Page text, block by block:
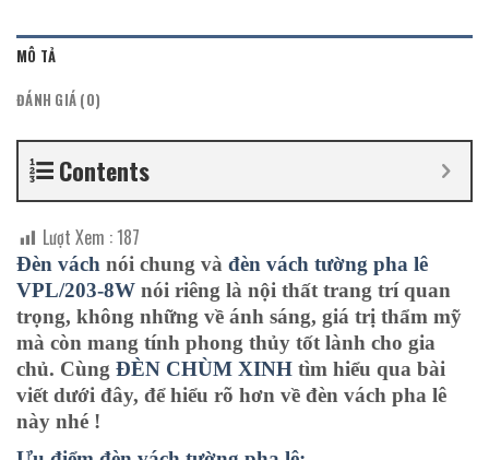
MÔ TẢ
ĐÁNH GIÁ (0)
Contents
Lượt Xem :187
Đèn vách nói chung và đèn vách tường pha lê
VPL/203-8W nói riêng là nội thất trang trí quan
trọng, không những về ánh sáng, giá trị thẩm mỹ
mà còn mang tính phong thủy tốt lành cho gia
chủ. Cùng ĐÈN CHÙM XINH tìm hiểu qua bài
viết dưới đây, để hiểu rõ hơn về đèn vách pha lê
này nhé !